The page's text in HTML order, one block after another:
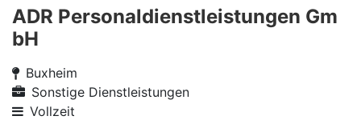
ADR Personaldienstleistungen Gm
bH
Buxheim
Sonstige Dienstleistungen
Vollzeit